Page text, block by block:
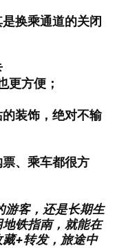
换乘通道的关闭
更方便；
装饰，绝对不输
、乘车都很方
游客，还是长期生
铁指南，就能在
+转发，旅途中